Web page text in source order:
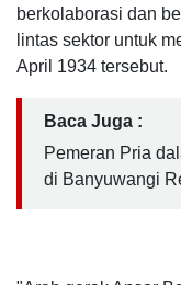
berkolaborasi dan
lintas sektor untuk
April 1934 tersebut.
Baca Juga :
Pemeran Pria
di Banyuwangi